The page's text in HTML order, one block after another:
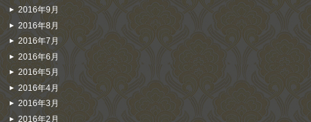
2016年9月
2016年8月
2016年7月
2016年6月
2016年5月
2016年4月
2016年3月
2016年2月